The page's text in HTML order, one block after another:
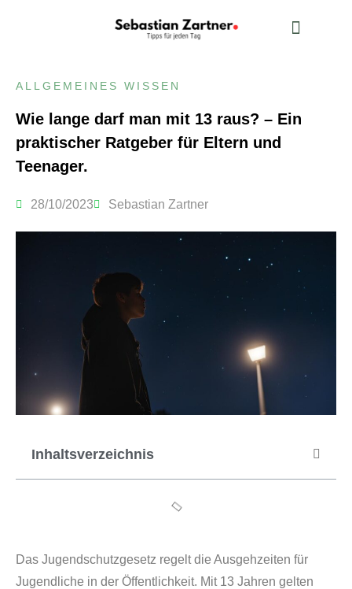
ALLGEMEINES WISSEN
Wie lange darf man mit 13 raus? – Ein
praktischer Ratgeber für Eltern und
Teenager.
28/10/2023 Sebastian Zartner
Inhaltsverzeichnis
Das Jugendschutzgesetz regelt die Ausgehzeiten für
Jugendliche in der Öffentlichkeit. Mit 13 Jahren gelten